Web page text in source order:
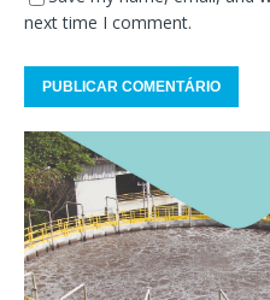
next time I comment.